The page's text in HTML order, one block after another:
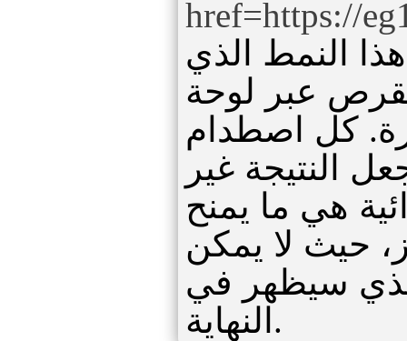
href=https://
النمط الذي
عبر لوحة
كل اصطدام
النتيجة غير
هي ما يمنح
حيث لا يمكن
سيظهر في
النهاية.